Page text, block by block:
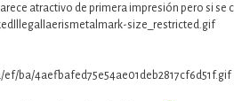
atractivo de primera impresión pero si